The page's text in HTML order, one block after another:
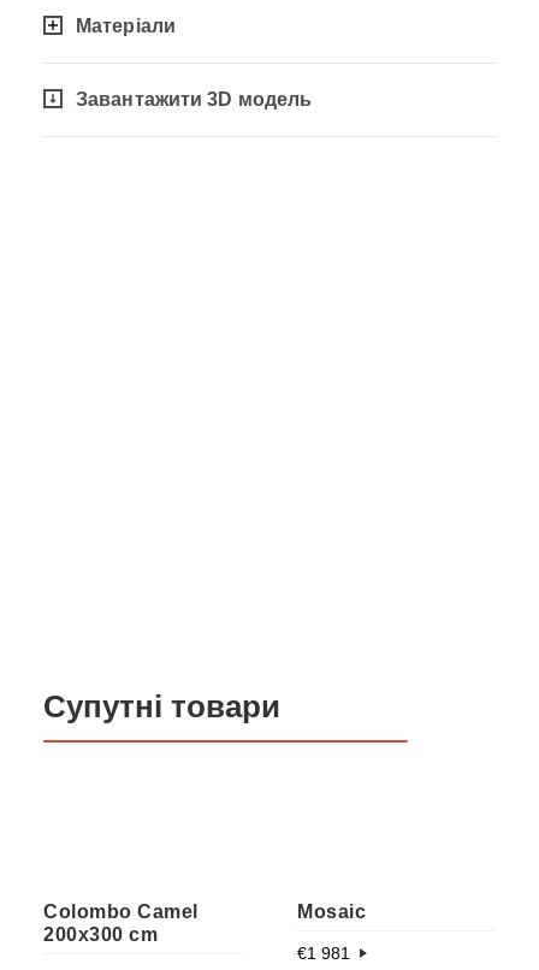
Матеріали
Завантажити 3D модель
Супутні товари
Colombo Camel
200x300 cm
Mosaic
€1 981